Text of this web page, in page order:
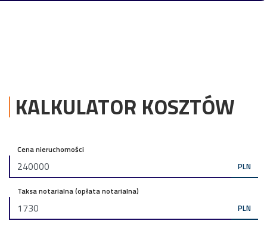
KALKULATOR KOSZTÓW
Cena nieruchomości
PLN
Taksa notarialna (opłata notarialna)
PLN